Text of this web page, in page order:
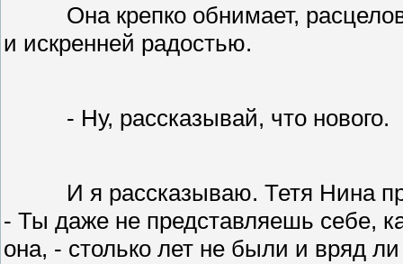
Она крепко обнимает,
и искренней радостью.
- Ну, рассказывай, что нового.
И я рассказываю. Тетя Нина
- Ты даже не представляешь себе,
она, - столько лет не были и вряд